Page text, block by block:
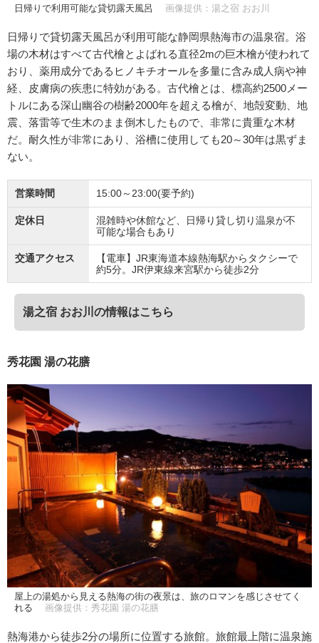
日帰りで利用可能な貸切露天風呂 画像提供：湯之宿 おお川
日帰りで貸切露天風呂が利用可能な静岡県熱海市の温泉宿。浴
場の木材はすべて古代檜とよばれる直径2mの巨木檜が使われて
おり、薬用成分であるヒノキチオールを多量に含み成人病や神
経、皮膚病の疾患に特効がある。古代檜とは、標高約2500メー
トルにある深山幽谷の樹齢2000年を超える檜が、地殻変動、地
震、落雷等で生木のまま倒木したもので、非常に貴重な木材
だ。耐久性が非常にあり、浴槽に使用しても20～30年は黒ずま
ない。
営業時間 15:00～23:00(要予約)
定休日
混雑時や休館など、日帰り貸し切り温泉が不
可能な場合もあり
交通アクセス
【電車】JR東海道本線熱海駅からタクシーで
約5分。JR伊東線来宮駅から徒歩2分
湯之宿 おお川の情報はこちら
秀花園 湯の花膳
屋上の湯処から見える熱海の街の夜景は、旅のロマンを感じさせてく
れる
画像提供：秀花園 湯の花膳
熱海港から徒歩2分の場所に位置する旅館。旅館最上階に温泉施